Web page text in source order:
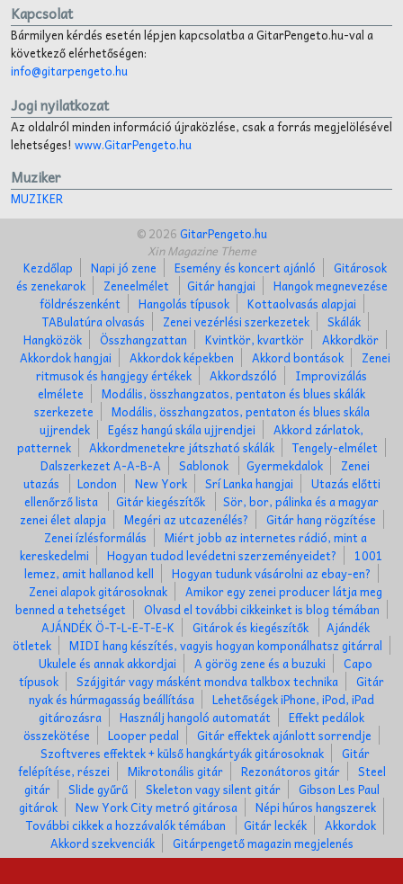
Kapcsolat
Bármilyen kérdés esetén lépjen kapcsolatba a GitarPengeto.hu-val a
következő elérhetőségen:
info@gitarpengeto.hu
Jogi nyilatkozat
Az oldalról minden információ újraközlése, csak a forrás megjelölésével
lehetséges! www.GitarPengeto.hu
Muziker
MUZIKER
© 2026GitarPengeto.hu
Xin Magazine Theme
Kezdőlap
Napi jó zene Esemény és koncert ajánló
Gitárosok
és zenekarok
Zeneelmélet Gitár hangjai
Hangok megnevezése
földrészenként
Hangolás típusok
Kottaolvasás alapjai
TABulatúra olvasás
Zenei vezérlési szerkezetek
Skálák
Hangközök
Összhangzattan Kvintkör, kvartkör
Akkordkör
Akkordok hangjai
Akkordok képekben Akkord bontások
Zenei
ritmusok és hangjegy értékek
Akkordszóló
Improvizálás
elmélete
Modális, összhangzatos, pentaton és blues skálák
szerkezete
Modális, összhangzatos, pentaton és blues skála
ujjrendek
Egész hangú skála ujjrendjei
Akkord zárlatok,
patternek
Akkordmenetekre játszható skálák
Tengely-elmélet
Dalszerkezet A-A-B-A
Sablonok Gyermekdalok
Zenei
utazás
London New York Srí Lanka hangjai
Utazás előtti
ellenőrző lista
Gitár kiegészítők
Sör, bor, pálinka és a magyar
zenei élet alapja
Megéri az utcazenélés?
Gitár hang rögzítése
Zenei ízlésformálás
Miért jobb az internetes rádió, mint a
kereskedelmi
Hogyan tudod levédetni szerzeményeidet?
1001
lemez, amit hallanod kell
Hogyan tudunk vásárolni az ebay-en?
Zenei alapok gitárosoknak
Amikor egy zenei producer látja meg
benned a tehetséget
Olvasd el további cikkeinket is blog témában
AJÁNDÉK Ö-T-L-E-T-E-K
Gitárok és kiegészítők
Ajándék
ötletek
MIDI hang készítés, vagyis hogyan komponálhatsz gitárral
Ukulele és annak akkordjai
A görög zene és a buzuki
Capo
típusok
Szájgitár vagy másként mondva talkbox technika
Gitár
nyak és húrmagasság beállítása
Lehetőségek iPhone, iPod, iPad
gitározásra
Használj hangoló automatát
Effekt pedálok
összekötése
Looper pedal
Gitár effektek ajánlott sorrendje
Szoftveres effektek + külső hangkártyák gitárosoknak
Gitár
felépítése, részei
Mikrotonális gitár Rezonátoros gitár
Steel
gitár
Slide gyűrű Skeleton vagy silent gitár
Gibson Les Paul
gitárok
New York City metró gitárosa
Népi húros hangszerek
További cikkek a hozzávalók témában
Gitár leckék
Akkordok
Akkord szekvenciák
Gitárpengető magazin megjelenés